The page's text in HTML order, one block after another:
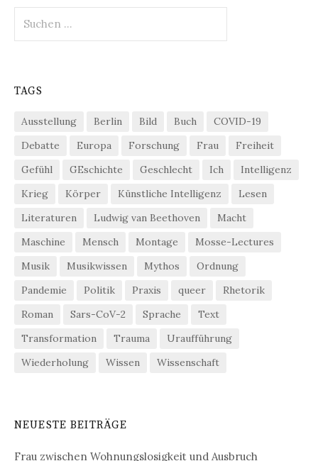
nach:
TAGS
Ausstellung Berlin Bild Buch
COVID-19
Debatte
Europa Forschung Frau
Freiheit
Gefühl
GEschichte Geschlecht Ich
Intelligenz
Krieg
Körper Künstliche Intelligenz
Lesen
Literaturen
Ludwig van Beethoven
Macht
Maschine
Mensch Montage
Mosse-Lectures
Musik
Musikwissen Mythos
Ordnung
Pandemie
Politik Praxis queer
Rhetorik
Roman
Sars-CoV-2 Sprache
Text
Transformation
Trauma
Uraufführung
Wiederholung
Wissen Wissenschaft
NEUESTE BEITRÄGE
Frau zwischen Wohnungslosigkeit und Ausbruch